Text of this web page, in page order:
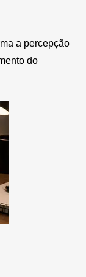
a percepção
do